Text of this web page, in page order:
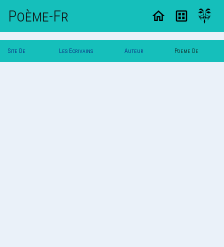
Poème-Fr
Site De Les Ecrivains Auteur Poeme De